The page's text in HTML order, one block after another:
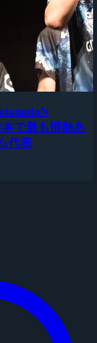
で最も情熱あ
代表